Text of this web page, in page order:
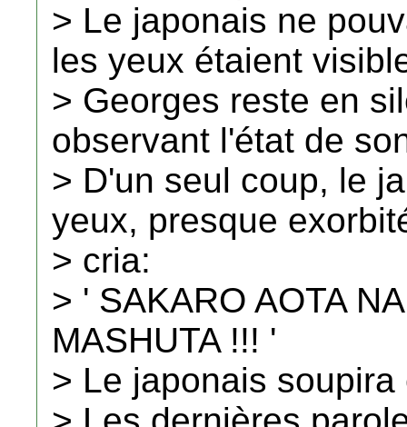
> Le japonais ne
les yeux étaient
> Georges reste en
observant l'état de
> D'un seul coup, le
yeux, presque
> cria:
> ' SAKARO AOTA
MASHUTA !!! '
> Le japonais soupira